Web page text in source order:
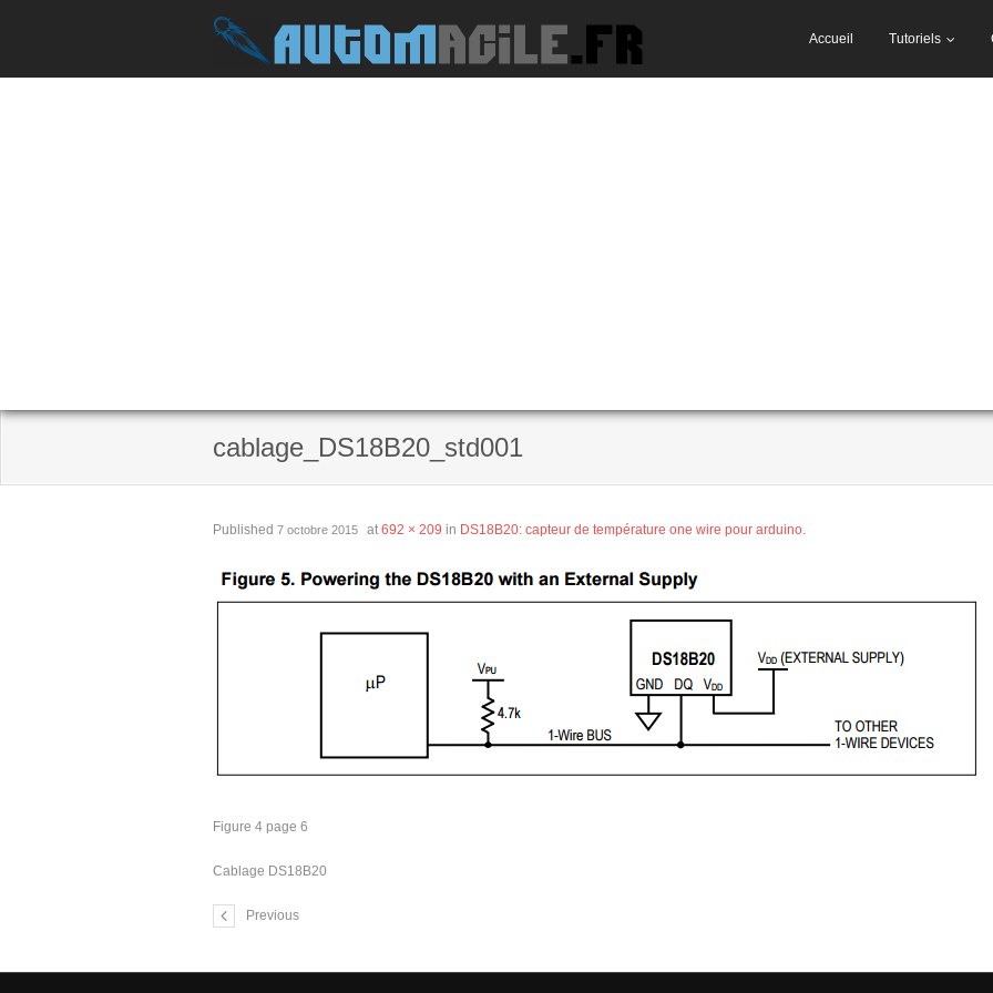
Accueil Tutoriels
cablage_DS18B20_std001
Published 7 octobre 2015 at 692 × 209 in DS18B20: capteur de température one wire pour arduino.
Figure 4 page 6
Cablage DS18B20
Previous